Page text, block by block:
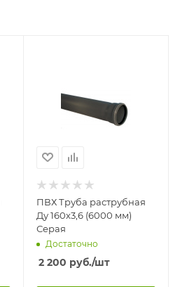
ПВХ Труба раструбная
Ду 160х3,6 (6000 мм)
Серая
Достаточно
2 200 руб./шт